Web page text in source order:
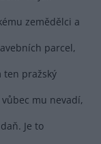
zemědělci a
parcel,
ten pražský
mu nevadí,
Je to